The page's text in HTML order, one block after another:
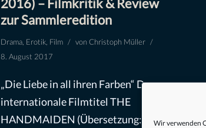
Wir verwenden
zur Sammleredition
Drama, Erotik, Film vonChristoph Müller
8. August 2017
„Die Liebe in all ihren Farben“ Der
internationale Filmtitel THE
HANDMAIDEN (Übersetzung: